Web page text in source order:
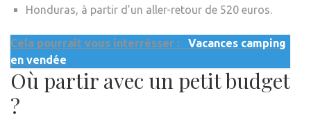
Honduras, à partir d’un aller-retour de 520 euros.
Cela pourrait vous interrésser :
Vacances camping
en vendée
Où partir avec un petit budget
?